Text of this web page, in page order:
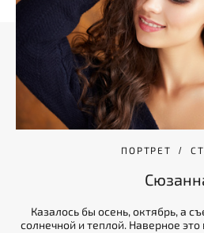
ПОРТРЕТ
Казалось бы осень, октябрь, а
солнечной и теплой. Наверное